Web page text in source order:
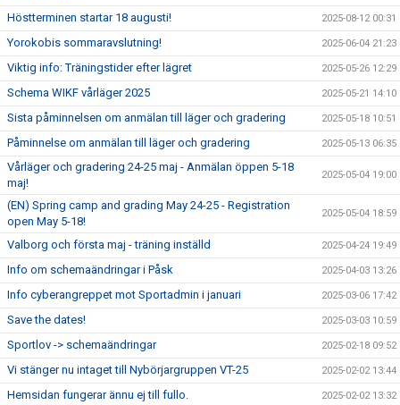
Höstterminen startar 18 augusti! 2025-08-12 00:31
Yorokobis sommaravslutning! 2025-06-04 21:23
Viktig info: Träningstider efter lägret 2025-05-26 12:29
Schema WIKF vårläger 2025 2025-05-21 14:10
Sista påminnelsen om anmälan till läger och gradering 2025-05-18 10:51
Påminnelse om anmälan till läger och gradering 2025-05-13 06:35
Vårläger och gradering 24-25 maj - Anmälan öppen 5-18
maj!
2025-05-04 19:00
(EN) Spring camp and grading May 24-25 - Registration
open May 5-18!
2025-05-04 18:59
Valborg och första maj - träning inställd 2025-04-24 19:49
Info om schemaändringar i Påsk 2025-04-03 13:26
Info cyberangreppet mot Sportadmin i januari 2025-03-06 17:42
Save the dates! 2025-03-03 10:59
Sportlov -> schemaändringar 2025-02-18 09:52
Vi stänger nu intaget till Nybörjargruppen VT-25 2025-02-02 13:44
Hemsidan fungerar ännu ej till fullo. 2025-02-02 13:32